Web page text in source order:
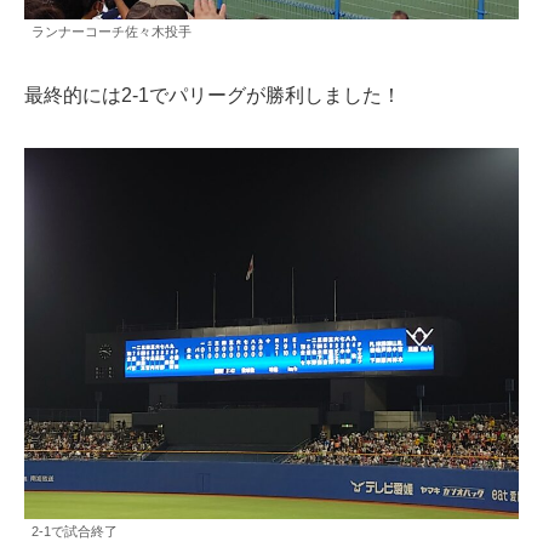
ランナーコーチ佐々木投手
最終的には2-1でパリーグが勝利しました！
2-1で試合終了